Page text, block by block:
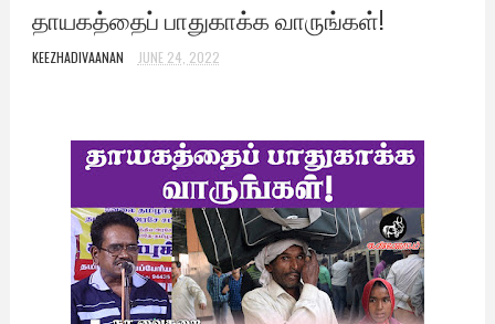
தாயகத்தைப் பாதுகாக்க வாருங்கள்!
KEEZHADIVAANAN JUNE 24, 2022